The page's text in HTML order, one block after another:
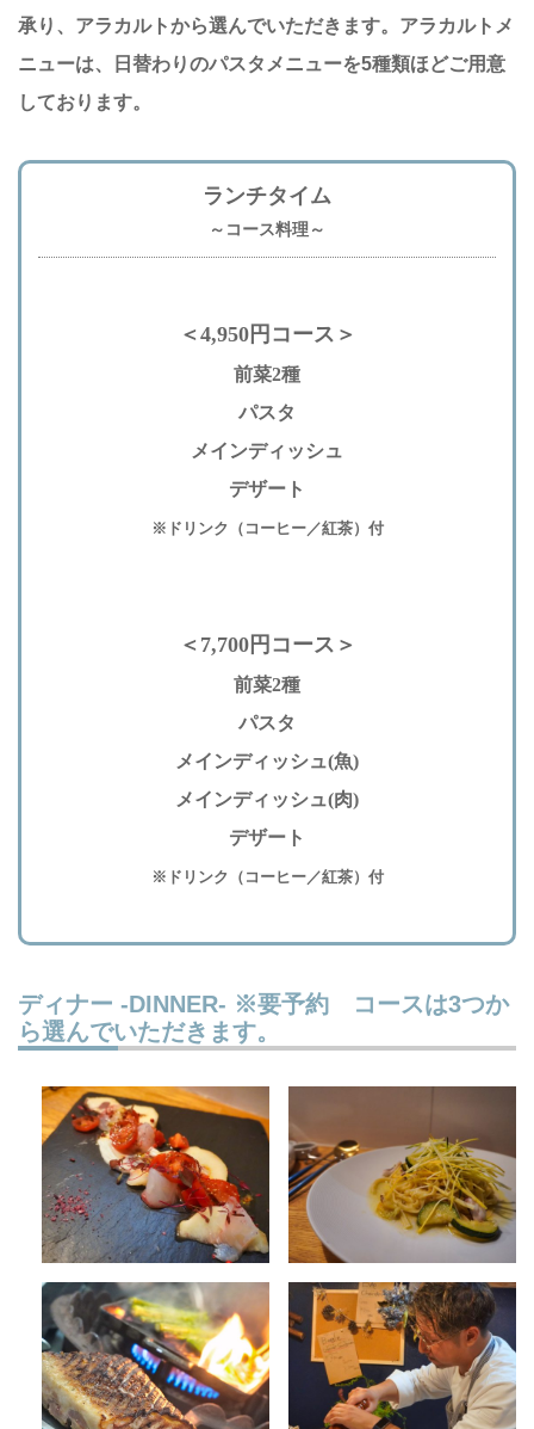
承り、アラカルトから選んでいただきます。アラカルトメ
ニューは、日替わりのパスタメニューを5種類ほどご用意
しております。
ランチタイム
～コース料理～
＜4,950円コース＞
前菜2種
パスタ
メインディッシュ
デザート
※ドリンク（コーヒー／紅茶）付
＜7,700円コース＞
前菜2種
パスタ
メインディッシュ(魚)
メインディッシュ(肉)
デザート
※ドリンク（コーヒー／紅茶）付
ディナー -DINNER- ※要予約 コースは3つか
ら選んでいただきます。